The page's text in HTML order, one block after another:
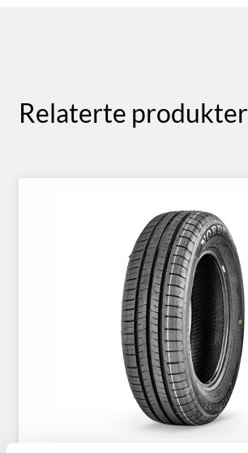
Relaterte produkter